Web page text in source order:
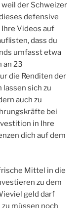
weil der Schweizer
defensive
Videos auf
dass du
umfasst etwa
an 23
die Renditen der
lassen sich zu
auch zu
bei
in Ihre
dich auf dem
Mittel in die
zu dem
geld darf
müssen noch